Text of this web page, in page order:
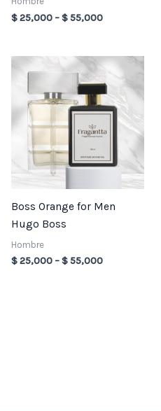
$25,000 –$55,000
Boss Orange for Men
Hugo Boss
Hombre
$25,000 –$55,000
Price
$ 25,000
through
$ 55,000